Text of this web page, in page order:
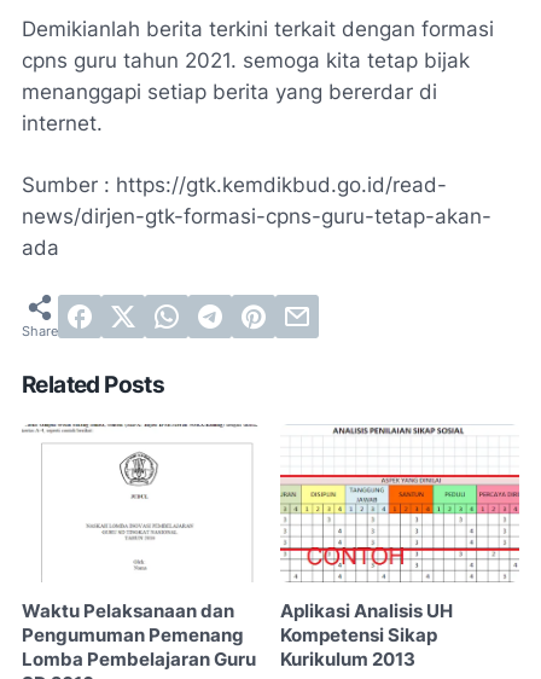
Demikianlah berita terkini terkait dengan formasi
cpns guru tahun 2021. semoga kita tetap bijak
menanggapi setiap berita yang bererdar di
internet.
Sumber : https://gtk.kemdikbud.go.id/read-
news/dirjen-gtk-formasi-cpns-guru-tetap-akan-
ada
Related Posts
Waktu Pelaksanaan dan
Pengumuman Pemenang
Lomba Pembelajaran Guru
Aplikasi Analisis UH
Kompetensi Sikap
Kurikulum 2013